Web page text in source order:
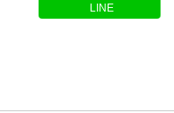
LINE